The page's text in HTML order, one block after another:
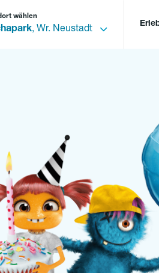
wählen
, Wr. Neustadt